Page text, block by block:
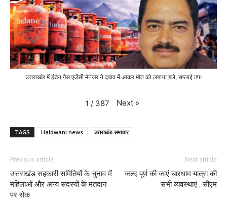
उत्तराखंड में इंडेन गैस एजेंसी मैनेजर ने दबाव में आकर मौत को लगाया गले, सप्लाई ठप!
1 / 387 Next »
TAGS Haldwani news उत्तराखंड समाचार
Previous article
उत्तराखंड सहकारी समितियों के चुनाव में
महिलाओं और अन्य सदस्यों के मतदान
पर रोक
Next article
जल्द पूर्ण की जाएं चारधाम यात्रा की
सभी व्यवस्थाएं : सीएम